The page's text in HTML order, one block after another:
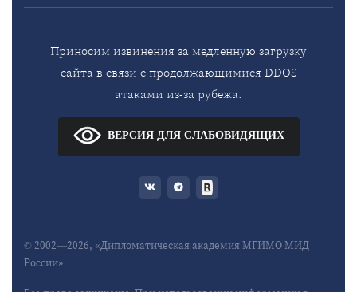
Приносим извинения за медленную загрузку
сайта в связи с продолжающимися DDOS
атаками из-за рубежа.
ВЕРСИЯ ДЛЯ СЛАБОВИДЯЩИХ
© 2002—2026, «Дипломатическая академия МГИМО МИД
России»